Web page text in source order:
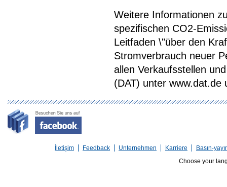
Weitere Informationen
spezifischen CO2-
Leitfaden \"über den
Stromverbrauch neuer
allen Verkaufsstellen
(DAT) unter www.dat.de
İletişim Feedback Unternehmen Karriere
Basın-
Choose your